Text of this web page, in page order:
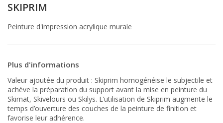
SKIPRIM
Peinture d'impression acrylique murale
Plus d'informations
Valeur ajoutée du produit : Skiprim homogénéise le subjectile et
achève la préparation du support avant la mise en peinture du
Skimat, Skivelours ou Skilys. L’utilisation de Skiprim augmente le
temps d’ouverture des couches de la peinture de finition et
favorise leur adhérence.